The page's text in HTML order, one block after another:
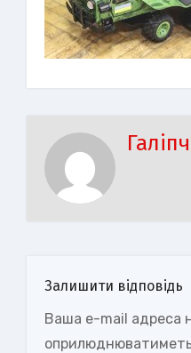
Залишити відповідь
Ваша e-mail адреса